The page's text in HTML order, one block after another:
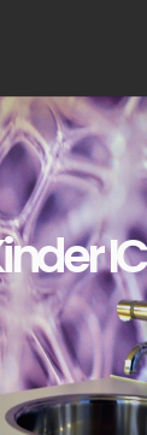
IC